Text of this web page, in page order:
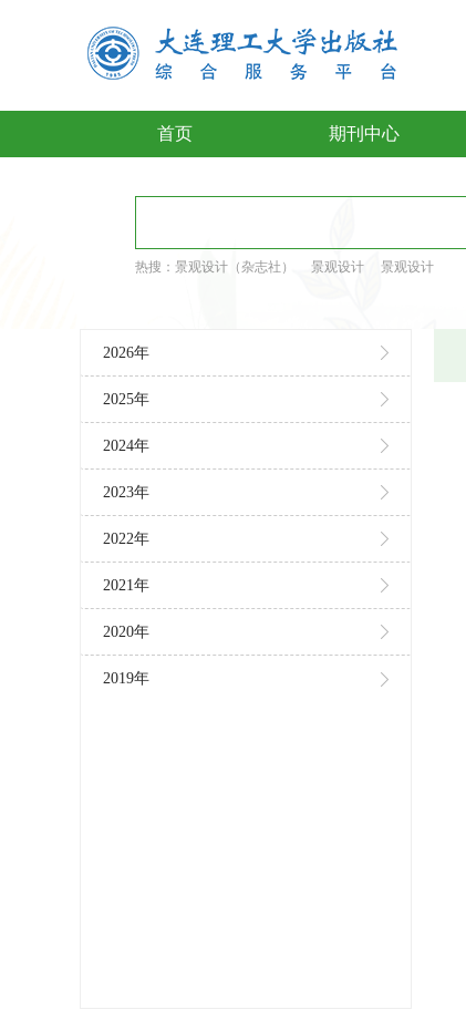
首页 期刊中心
热搜： 景观设计（杂志社） 景观设计 景观设计
2026年
2025年
2024年
2023年
2022年
2021年
2020年
2019年